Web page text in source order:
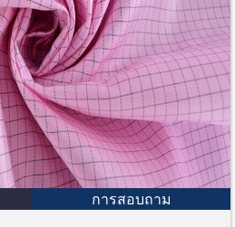
การสอบถาม